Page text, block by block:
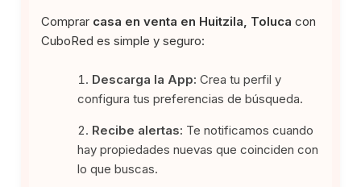
Comprar casa en venta en Huitzila, Toluca con
CuboRed es simple y seguro:
Descarga la App: Crea tu perfil y
configura tus preferencias de búsqueda.
Recibe alertas: Te notificamos cuando
hay propiedades nuevas que coinciden con
lo que buscas.